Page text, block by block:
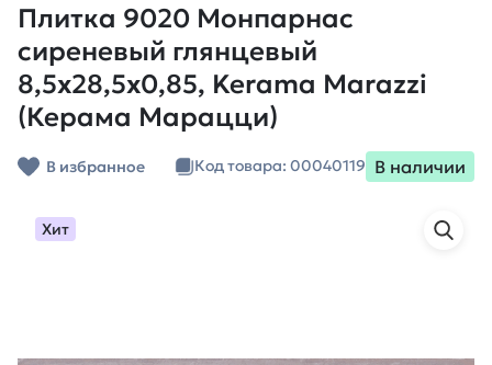
Плитка 9020 Монпарнас
сиреневый глянцевый
8,5x28,5x0,85, Kerama Marazzi
(Керама Марацци)
В избранное Код товара: 00040119 В наличии
Хит